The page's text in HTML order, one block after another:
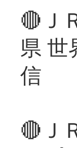
🔴Ｊ
県 世
信
🔴Ｊ